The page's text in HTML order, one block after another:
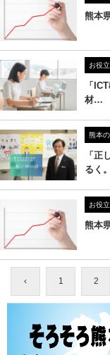
熊本
お役
「
材…
熊本
「正
るく
お役
熊本
‹ 1 2